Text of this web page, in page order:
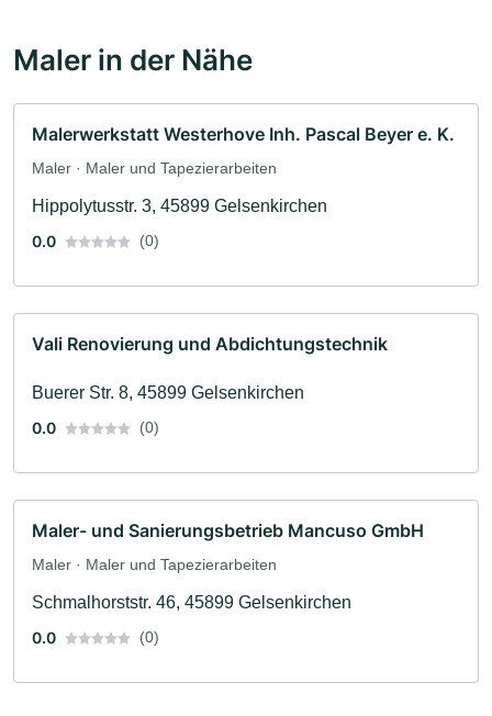
Maler in der Nähe
Malerwerkstatt Westerhove Inh. Pascal Beyer e. K.
Maler · Maler und Tapezierarbeiten
Hippolytusstr. 3, 45899 Gelsenkirchen
0.0
(0)
Vali Renovierung und Abdichtungstechnik
Buerer Str. 8, 45899 Gelsenkirchen
0.0
(0)
Maler- und Sanierungsbetrieb Mancuso GmbH
Maler · Maler und Tapezierarbeiten
Schmalhorststr. 46, 45899 Gelsenkirchen
0.0
(0)